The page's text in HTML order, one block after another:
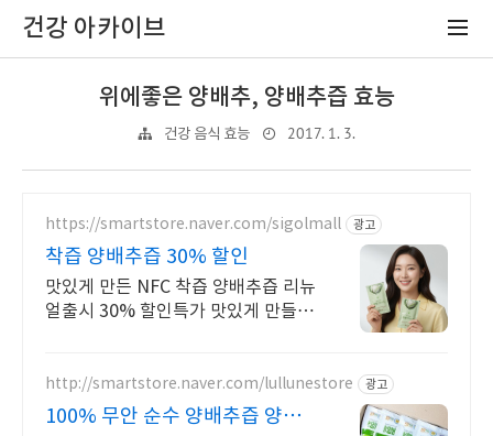
건강 아카이브
위에좋은 양배추, 양배추즙 효능
건강 음식 효능 2017. 1. 3.
https://smartstore.naver.com/sigolmall 광고
착즙 양배추즙 30% 할인
맛있게 만든 NFC 착즙 양배추즙 리뉴
얼출시 30% 할인특가 맛있게 만들었
http://smartstore.naver.com/lullunestore 광고
100% 무안 순수 양배추즙 양배